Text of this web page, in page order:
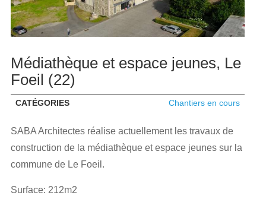
Médiathèque et espace jeunes, Le
Foeil (22)
CATÉGORIES Chantiers en cours
SABA Architectes réalise actuellement les travaux de
construction de la médiathèque et espace jeunes sur la
commune de Le Foeil.
Surface: 212m2